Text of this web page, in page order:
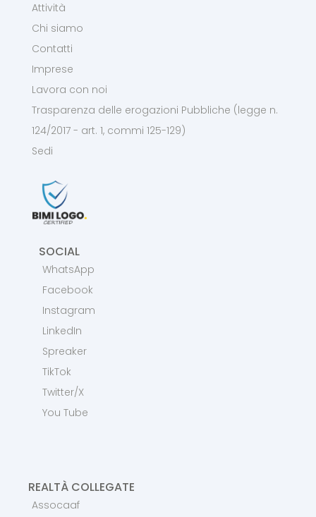
Attività
Chi siamo
Contatti
Imprese
Lavora con noi
Trasparenza delle erogazioni Pubbliche (legge n.
124/2017 - art. 1, commi 125-129)
Sedi
SOCIAL
WhatsApp
Facebook
Instagram
LinkedIn
Spreaker
TikTok
Twitter/X
You Tube
REALTÀ COLLEGATE
Assocaaf